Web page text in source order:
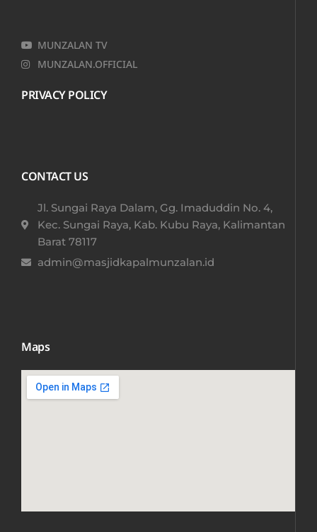
MUNZALAN TV
MUNZALAN.OFFICIAL
PRIVACY POLICY
CONTACT US
Jl. Sungai Raya Dalam, Gg. Imaduddin No. 4,
Kec. Sungai Raya, Kab. Kubu Raya, Kalimantan
Barat 78117​
admin@masjidkapalmunzalan.id
Maps